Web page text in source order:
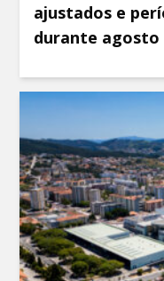
ajustados e
durante agosto